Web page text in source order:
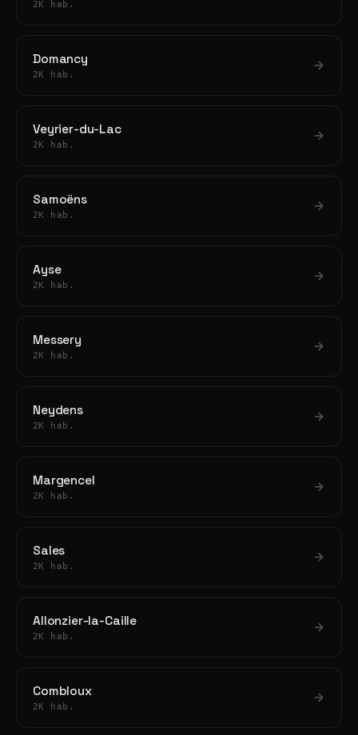
2K hab.
Domancy
2K hab.
Veyrier-du-Lac
2K hab.
Samoëns
2K hab.
Ayse
2K hab.
Messery
2K hab.
Neydens
2K hab.
Margencel
2K hab.
Sales
2K hab.
Allonzier-la-Caille
2K hab.
Combloux
2K hab.